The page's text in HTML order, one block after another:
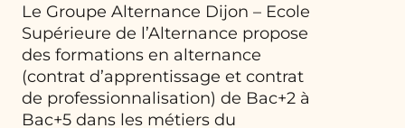
Le Groupe Alternance Dijon – Ecole
Supérieure de l’Alternance propose
des formations en alternance
(contrat d’apprentissage et contrat
de professionnalisation) de Bac+2 à
Bac+5 dans les métiers du